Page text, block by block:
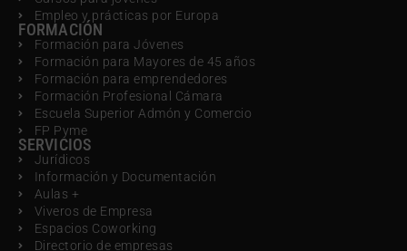
Empleo y prácticas por Europa
FORMACIÓN
Formación para Jóvenes
Formación para Mayores de 45 años
Formación para emprendedores
Formación Profesional Cámara
Escuela Superior Admón y Comercio
FP Pyme
SERVICIOS
Jurídicos
Información y Documentación
Aulas +
Viveros de Empresa
Espacios Coworking
Directorio de empresas